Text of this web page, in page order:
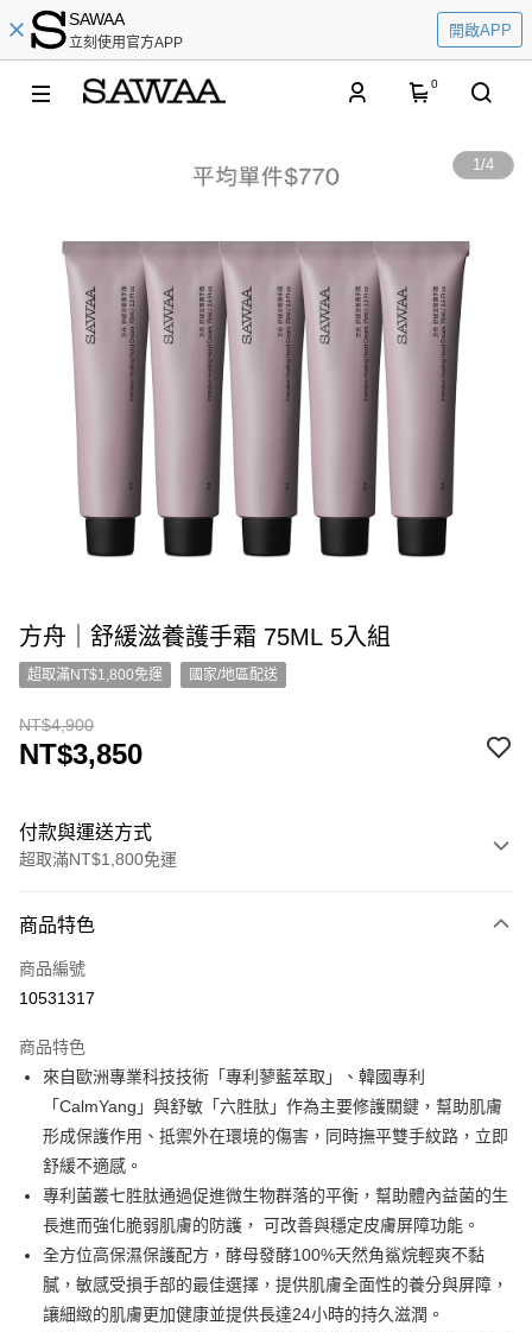
SAWAA
立刻使用官方APP
開啟APP
0
1/4
方舟｜舒緩滋養護手霜 75ML 5入組
超取滿NT$1,800免運 國家/地區配送
NT$4,900
NT$3,850
付款與運送方式
超取滿NT$1,800免運
信用卡一次付款
超商取貨付款
Apple Pay
AFTEE先享後付
相關說明
【關於「AFTEE先享後付」】
AFTEE先享後付是「在收到商品之後才付款」的支付方式。 讓您購物簡單
便利好安心！
１．簡單：不需註冊會員、不需綁卡、不需儲值。
２．便利：只要手機號碼，簡訊認證，即可結帳。
３．安心：先確認商品／服務後，再付款。
【「AFTEE先享後付」結帳流程】
ATM付款
運送方式
全家取貨付款
每筆NT$70，滿NT$1,800(含以上)免運費
商品特色
商品編號
10531317
商品特色
來自歐洲專業科技技術「專利蓼藍萃取」、韓國專利
「CalmYang」與舒敏「六胜肽」作為主要修護關鍵，幫助肌膚
形成保護作用、抵禦外在環境的傷害，同時撫平雙手紋路，立即
舒緩不適感。
專利菌叢七胜肽通過促進微生物群落的平衡，幫助體內益菌的生
長進而強化脆弱肌膚的防護， 可改善與穩定皮膚屏障功能。
全方位高保濕保護配方，酵母發酵100%天然角鯊烷輕爽不黏
膩，敏感受損手部的最佳選擇，提供肌膚全面性的養分與屏障，
讓細緻的肌膚更加健康並提供長達24小時的持久滋潤。